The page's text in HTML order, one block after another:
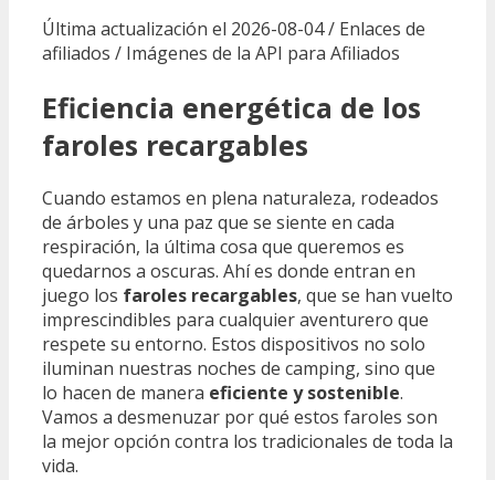
Última actualización el 2026-08-04 / Enlaces de
afiliados / Imágenes de la API para Afiliados
Eficiencia energética de los
faroles recargables
Cuando estamos en plena naturaleza, rodeados
de árboles y una paz que se siente en cada
respiración, la última cosa que queremos es
quedarnos a oscuras. Ahí es donde entran en
juego los faroles recargables, que se han vuelto
imprescindibles para cualquier aventurero que
respete su entorno. Estos dispositivos no solo
iluminan nuestras noches de camping, sino que
lo hacen de manera eficiente y sostenible.
Vamos a desmenuzar por qué estos faroles son
la mejor opción contra los tradicionales de toda la
vida.